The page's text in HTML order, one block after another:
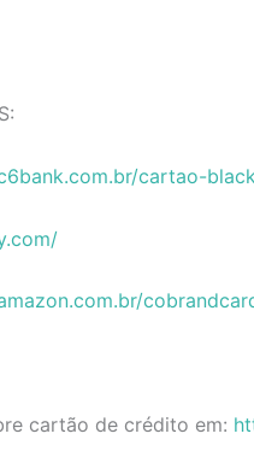
cartao-
cartão de crédito em: